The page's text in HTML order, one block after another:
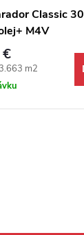
Classic
M4V
m2